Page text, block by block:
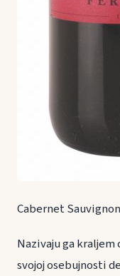
Cabernet Sauvignon
Nazivaju ga
svojoj osebujnosti